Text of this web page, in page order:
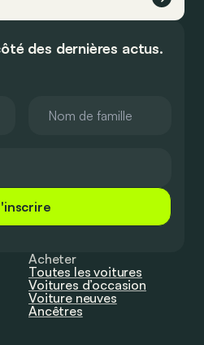
des dernières actus.
Acheter
Toutes les voitures
Voitures d’occasion
Voiture neuves
Ancêtres